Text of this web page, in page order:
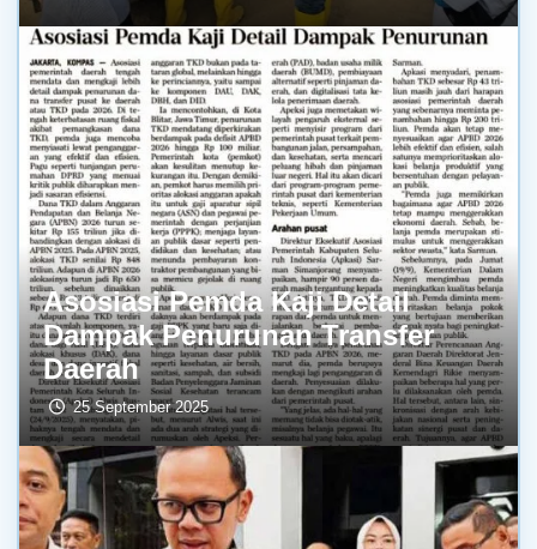
Asosiasi Pemda Kaji Detail
Dampak Penurunan Transfer
Daerah
25 September 2025